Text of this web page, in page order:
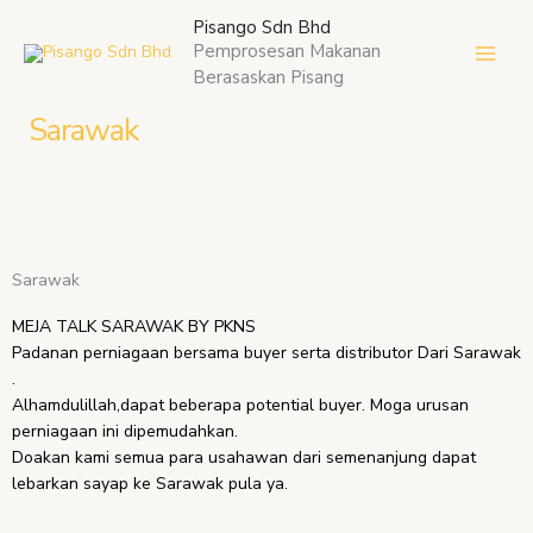
content
Pisango Sdn Bhd
Pemprosesan Makanan
Berasaskan Pisang
Sarawak
Sarawak
MEJA TALK SARAWAK BY PKNS
Padanan perniagaan bersama buyer serta distributor Dari Sarawak
.
Alhamdulillah,dapat beberapa potential buyer. Moga urusan
perniagaan ini dipemudahkan.
Doakan kami semua para usahawan dari semenanjung dapat
lebarkan sayap ke Sarawak pula ya.